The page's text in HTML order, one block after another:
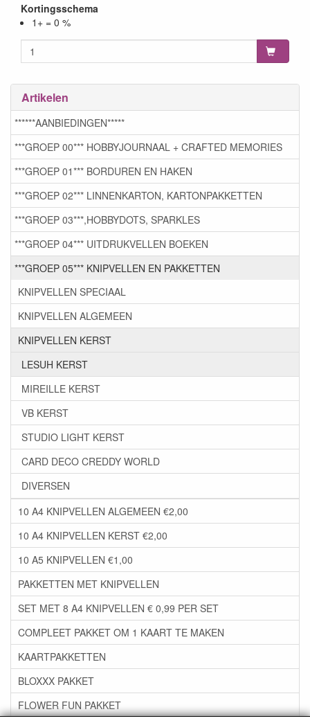
Kortingsschema
1+ = 0 %
Artikelen
******AANBIEDINGEN*****
***GROEP 00*** HOBBYJOURNAAL + CRAFTED MEMORIES
***GROEP 01*** BORDUREN EN HAKEN
***GROEP 02*** LINNENKARTON, KARTONPAKKETTEN
***GROEP 03***,HOBBYDOTS, SPARKLES
***GROEP 04*** UITDRUKVELLEN BOEKEN
***GROEP 05*** KNIPVELLEN EN PAKKETTEN
KNIPVELLEN SPECIAAL
KNIPVELLEN ALGEMEEN
KNIPVELLEN KERST
LESUH KERST
MIREILLE KERST
VB KERST
STUDIO LIGHT KERST
CARD DECO CREDDY WORLD
DIVERSEN
10 A4 KNIPVELLEN ALGEMEEN €2,00
10 A4 KNIPVELLEN KERST €2,00
10 A5 KNIPVELLEN €1,00
PAKKETTEN MET KNIPVELLEN
SET MET 8 A4 KNIPVELLEN € 0,99 PER SET
COMPLEET PAKKET OM 1 KAART TE MAKEN
KAARTPAKKETTEN
BLOXXX PAKKET
FLOWER FUN PAKKET